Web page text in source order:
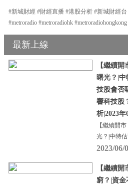
#新城財經 #財經直播 #港股分析 #新城財經
#metroradio #metroradiohk
最新上線
【繼續
曙光？|
技股會否
響科技股
析|2023
【繼續開
光？|中特
2023/06/
【繼續
窮？|資金